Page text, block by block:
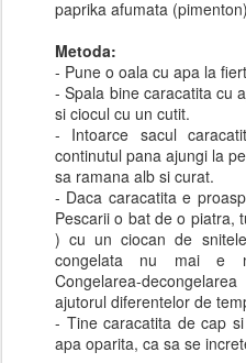
paprika afumata (pimenton)
Metoda:
- Pune o oala cu apa la fiert
- Spala bine caracatita cu
si ciocul cu un cutit.
- Intoarce sacul
continutul pana ajungi la
sa ramana alb si curat.
- Daca caracatita e
Pescarii o bat de o piatra,
) cu un ciocan de
congelata nu mai e
Congelarea-
ajutorul diferentelor de
- Tine caracatita de cap
apa oparita, ca sa se